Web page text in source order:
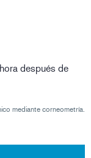
después de
mediante corneometría.